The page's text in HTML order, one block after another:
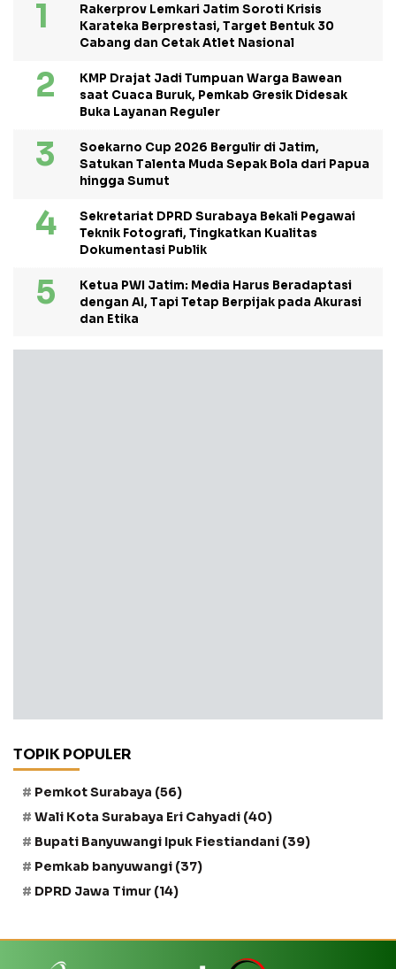
Rakerprov Lemkari Jatim Soroti Krisis
Karateka Berprestasi, Target Bentuk 30
Cabang dan Cetak Atlet Nasional
KMP Drajat Jadi Tumpuan Warga Bawean
saat Cuaca Buruk, Pemkab Gresik Didesak
Buka Layanan Reguler
Soekarno Cup 2026 Bergulir di Jatim,
Satukan Talenta Muda Sepak Bola dari Papua
hingga Sumut
Sekretariat DPRD Surabaya Bekali Pegawai
Teknik Fotografi, Tingkatkan Kualitas
Dokumentasi Publik
Ketua PWI Jatim: Media Harus Beradaptasi
dengan AI, Tapi Tetap Berpijak pada Akurasi
dan Etika
TOPIK POPULER
Pemkot Surabaya (56)
Wali Kota Surabaya Eri Cahyadi (40)
Bupati Banyuwangi Ipuk Fiestiandani (39)
Pemkab banyuwangi (37)
DPRD Jawa Timur (14)